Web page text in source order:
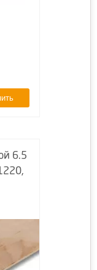
6.5